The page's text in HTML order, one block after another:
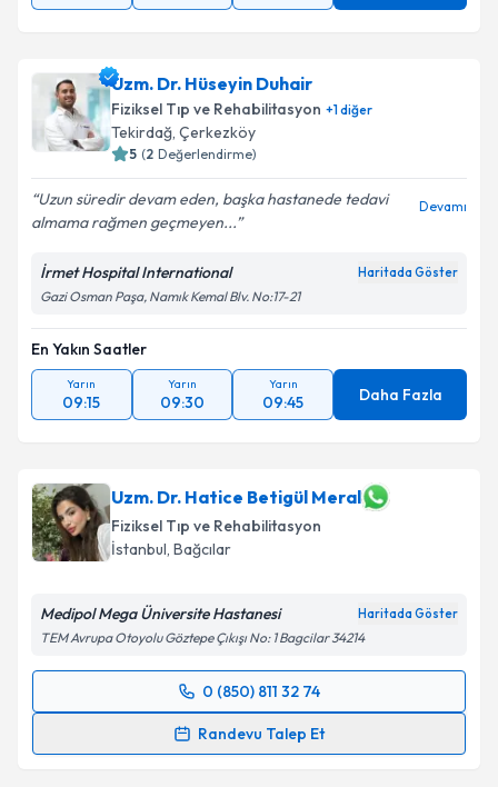
Uzm. Dr. Hüseyin Duhair
Fiziksel Tıp ve Rehabilitasyon +1diğer
Tekirdağ, Çerkezköy
5 (2 Değerlendirme)
Uzun süredir devam eden, başka hastanede tedavi
almama rağmen geçmeyen...
Devamı
İrmet Hospital International Haritada Göster
Gazi Osman Paşa, Namık Kemal Blv. No:17-21
En Yakın Saatler
Yarın
09:15
Yarın
09:30
Yarın
09:45 Daha Fazla
Uzm. Dr. Hatice Betigül Meral
Fiziksel Tıp ve Rehabilitasyon
İstanbul, Bağcılar
Medipol Mega Üniversite Hastanesi Haritada Göster
TEM Avrupa Otoyolu Göztepe Çıkışı No: 1 Bagcilar 34214
0 (850) 811 32 74
Randevu Talep Et
Randevu Takvimi Talebi